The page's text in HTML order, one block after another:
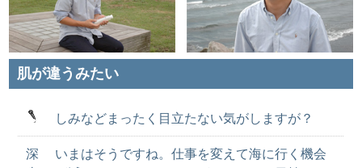
肌が違うみたい
しみなどまったく目立たない気がしますが？
深
いまはそうですね。仕事を変えて海に行く機会